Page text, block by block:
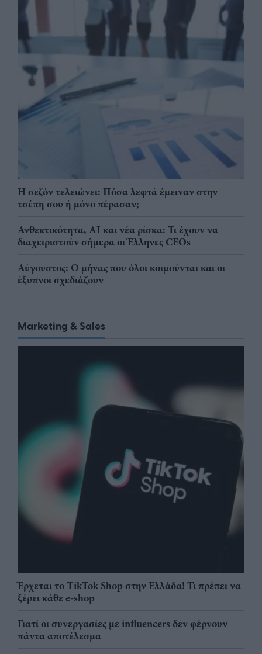
Η σεζόν τελειώνει: Πόσα λεφτά έμειναν στην
τσέπη σου ή μόνο πέρασαν;
Ανθεκτικότητα, AI και νέα ρίσκα: Τι έχουν να
διαχειριστούν σήμερα οι Έλληνες CEOs
Αύγουστος: Ο μήνας που όλοι κοιμούνται και οι
έξυπνοι σχεδιάζουν
Marketing & Sales
Έρχεται το TikTok Shop στην Ελλάδα! Τι πρέπει να
ξέρει κάθε e-shop
Γιατί οι συνεργασίες με influencers δεν φέρνουν
πάντα αποτέλεσμα